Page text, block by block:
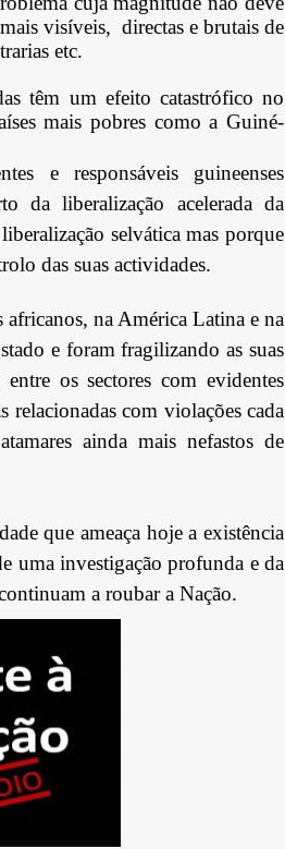
visíveis, directas e brutais de
etc.
têm um efeito catastrófico no
mais pobres como a Guiné-
e responsáveis guineenses
da liberalização acelerada da
selvática mas porque
das suas actividades.
africanos, na América Latina e na
e foram fragilizando as suas
os sectores com evidentes
relacionadas com violações cada
ainda mais nefastos de
que ameaça hoje a existência
uma investigação profunda e da
a roubar a Nação.